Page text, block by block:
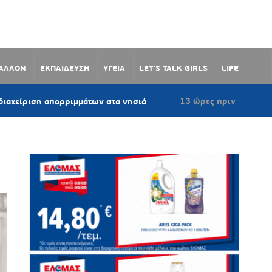
ΕΚΠΑΙΔΕΥΣΗ ΥΓΕΙΑ LET’S TALK GIRLS LIFE
στα νησιά 13 ώρες πριν Αεροδιακομιδές